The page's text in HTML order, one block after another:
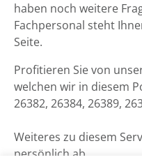
haben noch weitere
Fachpersonal steht
Seite.
Profitieren Sie von
welchen wir in diesem
26382, 26384, 26389,
Weiteres zu diesem
persönlich ab.